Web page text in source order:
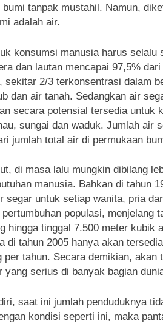
tanpak mustahil. Namun,
adalah air.
konsumsi manusia harus selalu
dan lautan mencapai 97,5%
sekitar 2/3 terkonsentrasi dalam
dan air tanah. Sedangkan air
secara potensial tersedia untuk
sungai dan waduk. Jumlah air
jumlah total air di permukaan
di masa lalu mungkin dibilang
manusia. Bahkan di tahun
segar untuk setiap wanita, pria
populasi, menjelang
hingga tinggal 7.500 meter kubik
di tahun 2005 hanya akan
per tahun. Secara demikian, akan
yang serius di banyak bagian
saat ini jumlah penduduknya
kondisi seperti ini, maka